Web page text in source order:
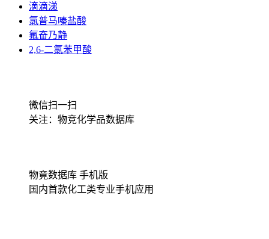
滴滴涕
氯普马嗪盐酸
氟奋乃静
2,6-二氯苯甲酸
微信扫一扫
关注：物竞化学品数据库
物竟数据库 手机版
国内首款化工类专业手机应用